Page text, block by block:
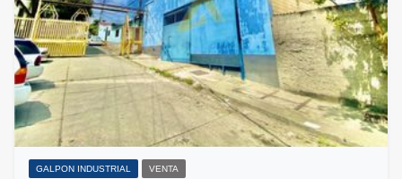
GALPON INDUSTRIAL VENTA